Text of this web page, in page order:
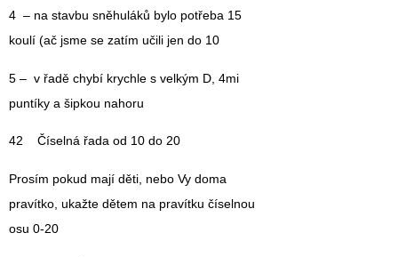
4 – na stavbu sněhuláků bylo potřeba 15
koulí (ač jsme se zatím učili jen do 10
5 – v řadě chybí krychle s velkým D, 4mi
puntíky a šipkou nahoru
42 Číselná řada od 10 do 20
Prosím pokud mají děti, nebo Vy doma
pravítko, ukažte dětem na pravítku číselnou
osu 0-20